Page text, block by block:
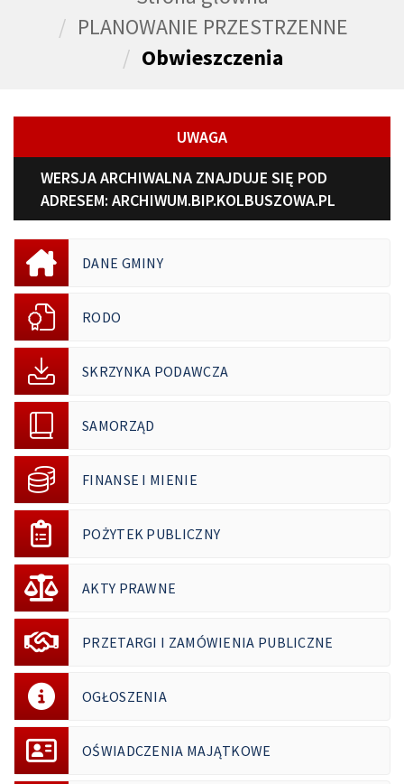
PLANOWANIE PRZESTRZENNE
Obwieszczenia
UWAGA
WERSJA ARCHIWALNA ZNAJDUJE SIĘ POD
ADRESEM: ARCHIWUM.BIP.KOLBUSZOWA.PL
DANE GMINY
RODO
SKRZYNKA PODAWCZA
SAMORZĄD
FINANSE I MIENIE
POŻYTEK PUBLICZNY
AKTY PRAWNE
PRZETARGI I ZAMÓWIENIA PUBLICZNE
OGŁOSZENIA
OŚWIADCZENIA MAJĄTKOWE